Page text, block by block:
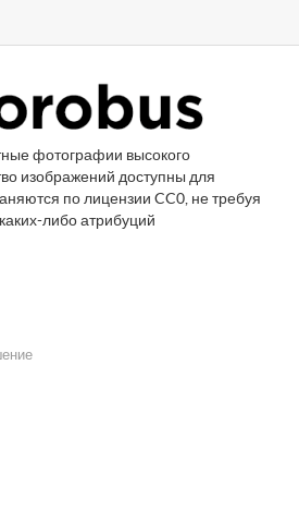
фотографии высокого
изображений доступны для
по лицензии CC0, не требуя
либо атрибуций